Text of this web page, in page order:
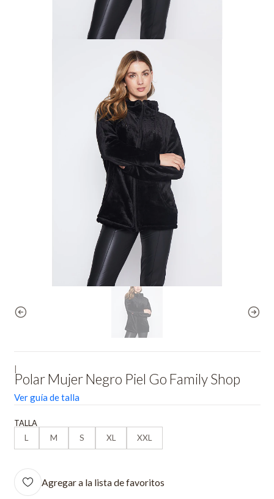
Polar Mujer Negro Piel Go Family Shop
Ver guía de talla
TALLA
L
M S XL XXL
Agregar a la lista de favoritos